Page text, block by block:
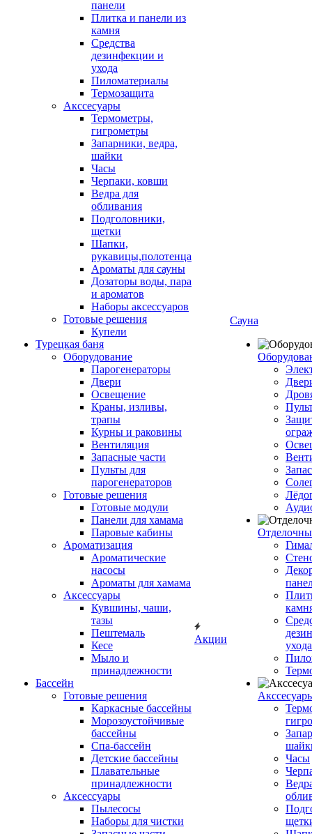
панели
Плитка и панели из
камня
Средства
дезинфекции и
ухода
Пиломатериалы
Термозащита
Аксcесуары
Термометры,
гигрометры
Запарники, ведра,
шайки
Часы
Черпаки, ковши
Ведра для
обливания
Подголовники,
щетки
Шапки,
рукавицы,полотенца
Ароматы для сауны
Дозаторы воды, пара
и ароматов
Наборы аксессуаров
Готовые решения
Купели
Турецкая баня
Оборудование
Парогенераторы
Двери
Освещение
Краны, изливы,
трапы
Курны и раковины
Вентиляция
Запасные части
Пульты для
парогенераторов
Готовые решения
Готовые модули
Панели для хамама
Паровые кабины
Ароматизация
Ароматические
насосы
Ароматы для хамама
Аксессуары
Кувшины, чаши,
тазы
Пештемаль
Кесе
Мыло и
принадлежности
Бассейн
Готовые решения
Каркасные бассейны
Морозоустойчивые
бассейны
Спа-бассейн
Детские бассейны
Плавательные
принадлежности
Аксессуары
Пылесосы
Наборы для чистки
Акции
Сауна
ухода
Часы